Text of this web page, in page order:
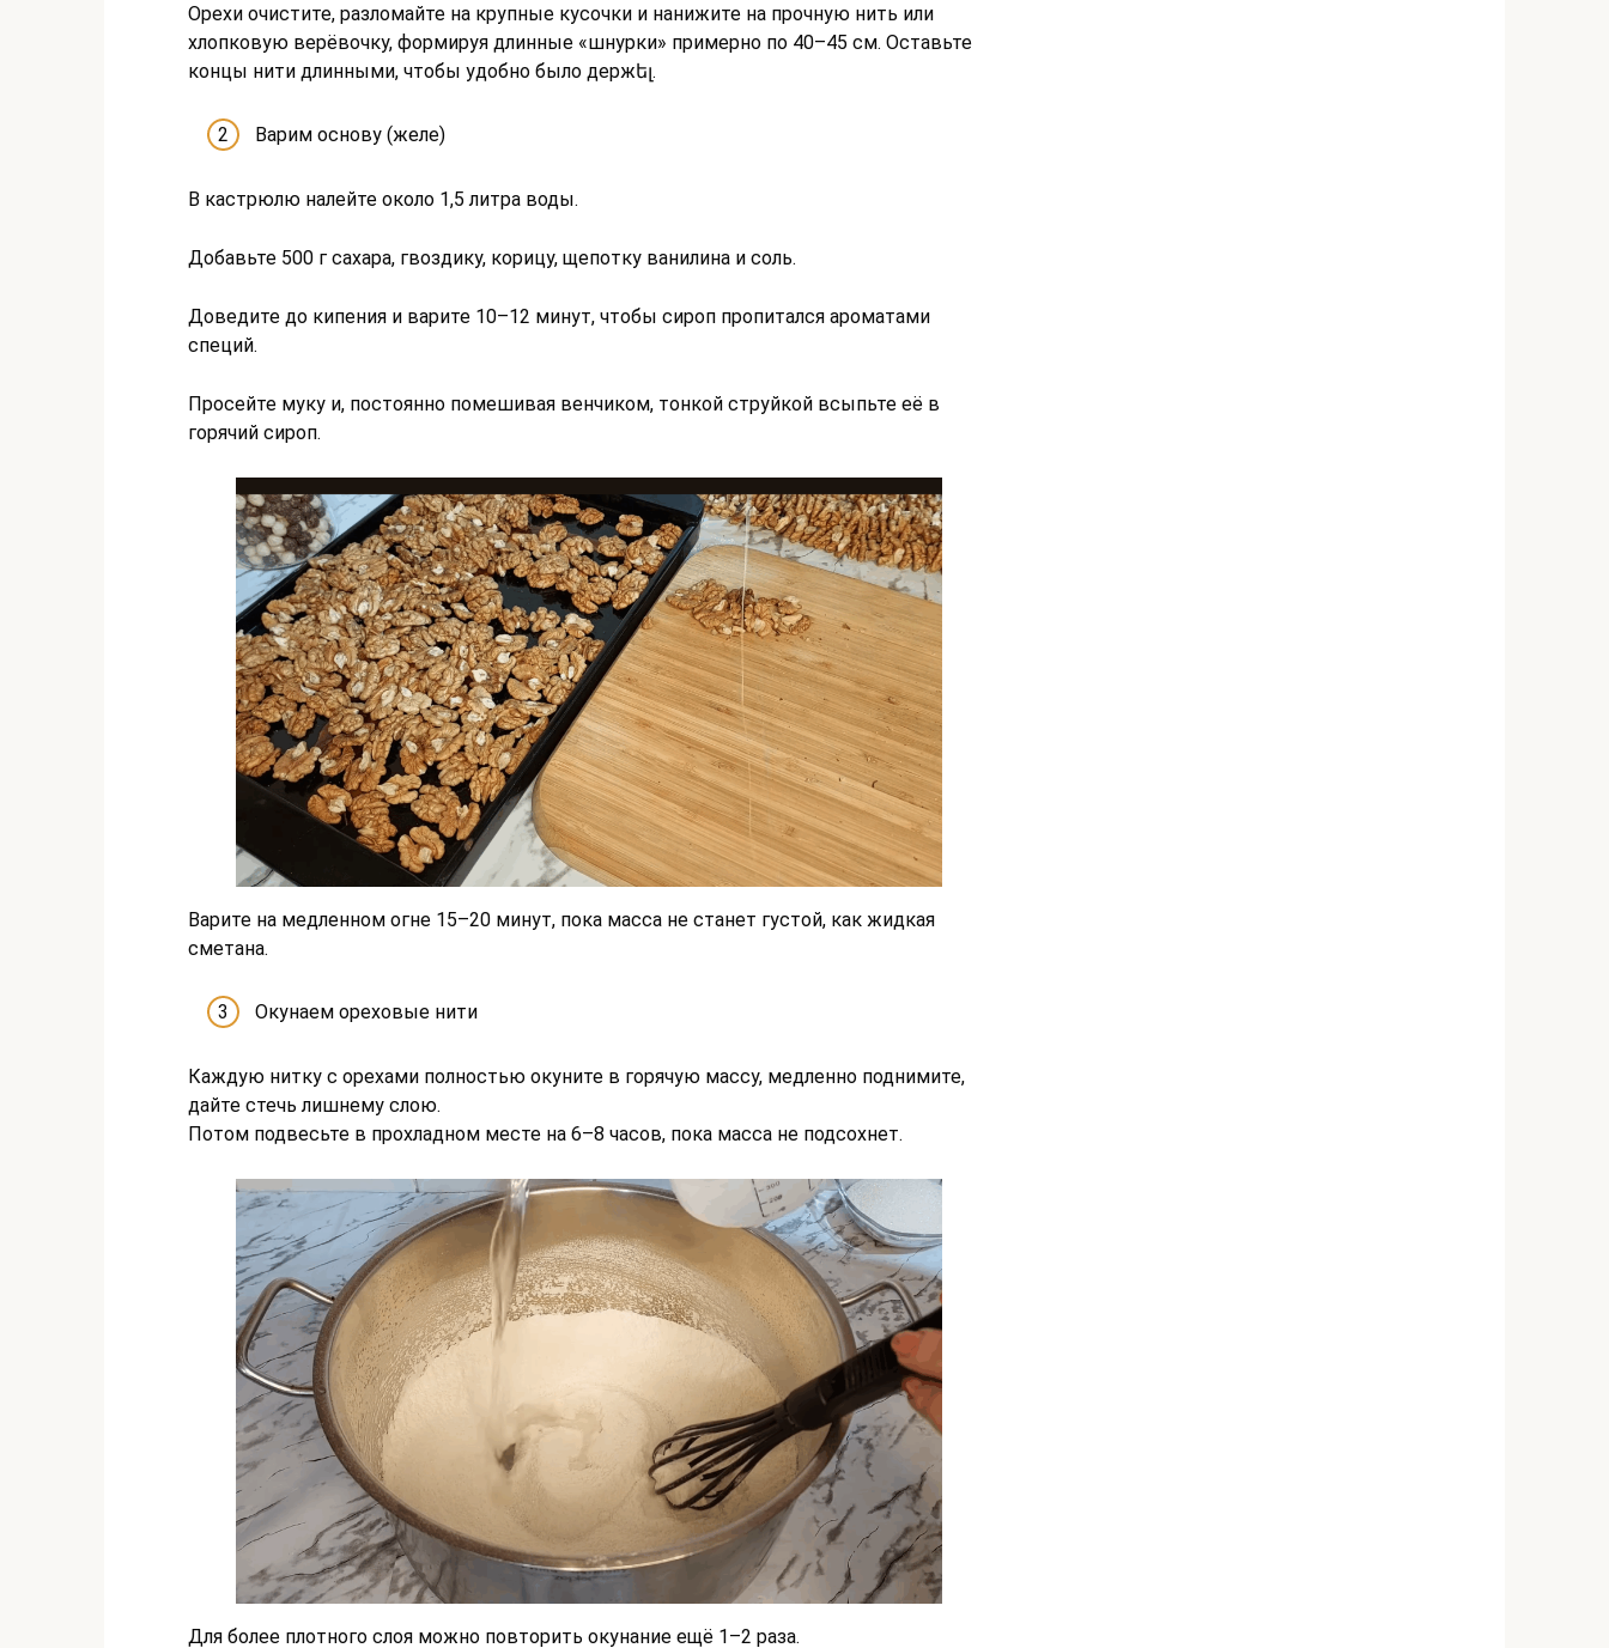
Орехи очистите, разломайте на крупные кусочки и нанижите на прочную нить или
хлопковую верёвочку, формируя длинные «шнурки» примерно по 40–45 см. Оставьте
концы нити длинными, чтобы удобно было держել.
Варим основу (желе)
В кастрюлю налейте около 1,5 литра воды.
Добавьте 500 г сахара, гвоздику, корицу, щепотку ванилина и соль.
Доведите до кипения и варите 10–12 минут, чтобы сироп пропитался ароматами
специй.
Просейте муку и, постоянно помешивая венчиком, тонкой струйкой всыпьте её в
горячий сироп.
Варите на медленном огне 15–20 минут, пока масса не станет густой, как жидкая
сметана.
Окунаем ореховые нити
Каждую нитку с орехами полностью окуните в горячую массу, медленно поднимите,
дайте стечь лишнему слою.
Потом подвесьте в прохладном месте на 6–8 часов, пока масса не подсохнет.
Для более плотного слоя можно повторить окунание ещё 1–2 раза.